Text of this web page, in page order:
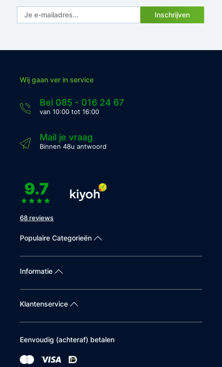
Inschrijven
Wij gaan ver in service
Bel 085 - 016 24 67
van 10:00 tot 16:00
Mail je vraag
Binnen 48u antwoord
9.7
68 reviews
Populaire Categorieën
Informatie
Klantenservice
Eenvoudig (achteraf) betalen